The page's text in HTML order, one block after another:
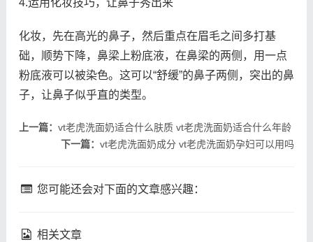
化妆，先在高光的鼻子，然后重点在眉毛之间多打基
础，顺势下降，鼻梁上粉底液，在鼻梁的两侧，用一点
粉底液可以被染色。这可以“舒缓”的鼻子两侧，突出的鼻
子，让鼻子似乎直的类型。
上一篇： vt老虎洗面奶适合什么肤质 vt老虎洗面奶适合什么年龄
下一篇：vt老虎洗面奶成分 vt老虎洗面奶孕妇可以用吗
您可能还会对下面的文章感兴趣：
相关文章